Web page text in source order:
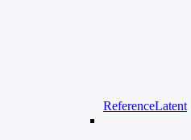
ReferenceLatent